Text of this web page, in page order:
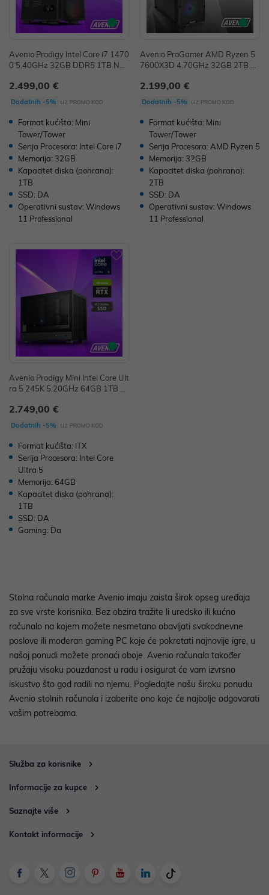
Avenio Prodigy Intel Core i7 1470
0 5.40GHz 32GB DDR5 1TB NV
Ti Python III, 16GB GDDR 7 P/N:
02243287
2.499,00 €
Dodatnih -5% uz PROMO KOD
Format kućišta: Mini
Tower/Tower
Serija Procesora: Intel Core i7
Memorija: 32GB
Kapacitet diska (pohrana):
1TB
SSD: DA
Operativni sustav: Windows
11 Professional
Avenio ProGamer AMD Ryzen 5
7600X3D 4.70GHz 32GB 2TB N
X 7900 Gaming 16GB GDDR6 P/
N: 02243205
2.199,00 €
Dodatnih -5% uz PROMO KOD
Format kućišta: Mini
Tower/Tower
Serija Procesora: AMD Ryzen 5
Memorija: 32GB
Kapacitet diska (pohrana):
2TB
SSD: DA
Operativni sustav: Windows
11 Professional
Avenio Prodigy Mini Intel Core Ult
ra 5 245K 5.20GHz 64GB 1TB N
er 12GB GDDR6X P/N: 0224299
5
2.749,00 €
Dodatnih -5% uz PROMO KOD
Format kućišta: ITX
Serija Procesora: Intel Core
Ultra 5
Memorija: 64GB
Kapacitet diska (pohrana):
1TB
SSD: DA
Gaming: Da
Stolna računala marke Avenio imaju zaista širok opseg uređaja
za sve vrste korisnika. Bez obzira tražite li uredsko ili kućno
računalo na kojem možete nesmetano obavljati svakodnevne
poslove ili moderan gaming PC koje će pokretati najnovije igre, u
našoj ponudi možete pronaći oboje. Avenio računala također
pružaju visoku pouzdanost u radu i osigurat će vam izvrsno
iskustvo što god radili na njemu. Pogledajte našu široku ponudu
Avenio stolnih računala i izaberite ono koje će najbolje odgovarati
vašim potrebama.
Služba za korisnike
Informacije za kupce
Saznajte više
Kontakt informacije